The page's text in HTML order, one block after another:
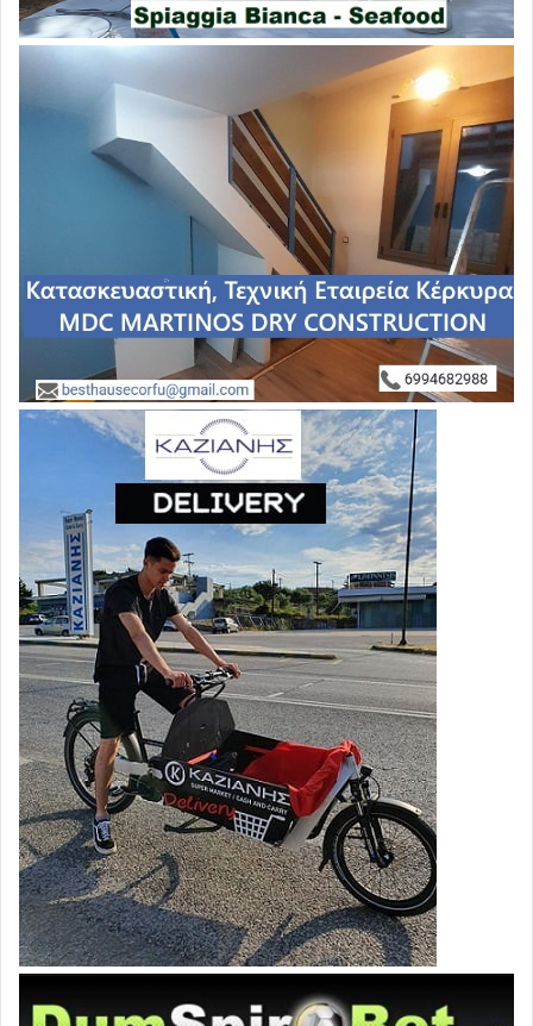
μελετών και συμπερασμάτων, με αντίστοιχα
επιστημονικά δεδομένα και στοιχεία, μελέτες και
συμπεράσματα.
Πρέπει να ληφθεί σοβαρά υπόψη το γεγονός ότι, μετά την
επίδοση της παρούσης, θα συνταχθούν με το «δια ταύτα»
αυτής, χιλιάδες πολίτες από όλους τους εργασιακούς
Είναι ίσως από τις ελάχιστες περιπτώσεις στην ιστορία
της χώρας, αν όχι η μοναδική, όπου η μαζικότητα της
αντίδρασης συνδυάζεται με την ΟΥΣΙΑ,
δεδομένου ότι εν προκειμένω η αντίδραση του κόσμου
που θα συνταχθεί με το «δια ταύτα» της παρούσης, δεν θα
περιορίζεται απλά και μόνο στην υποχρεωτικότητα του
εμβολιασμού, αλλά θα στοχεύει στην καρδιά του
προβλήματος, που δεν είναι άλλη από τα ίδια τα εμβόλια
και τη δράση τους.
Το κείμενο της παρούσης περιλαμβάνει τις επιστημονικές
αναλύσεις, δεδομένα, στοιχεία, μελέτες, συμπεράσματα
και παραπομπές, των τριών κατά τα άνω ομάδων.
Μετά την επίδοσή της, το μεταφρασμένο στην αγγλική
γλώσσα κείμενό της, με τα σχετικά αποδεικτικά
επιδόσεως, θα σταλεί στο εξωτερικό στις αρμόδιες για το
περιεχόμενό της διευθύνσεις στην Ευρώπη και στις Η.Π.Α.
ΔΙΑ ΤΑΥΤΑ
Και με την επιφύλαξη παντός νομίμου δικαιώματός μας
ΣΑΣ ΑΝΑΦΕΡΟΥΜΕ τα ανωτέρω αδιαμφισβήτητα
επιστημονικά δεδομένα, στοιχεία και συμπεράσματα, τα
οποία αποδεικνύουν, αφενός την αναποτελεσματικότητα
σε μεγάλο βαθμό των εμβολίων έναντι της Covid-19,
αφετέρου την επικινδυνότητά τους, για την υγεία και τη
ζωή των πολιτών.
ΚΑΤΑΓΓΕΛΟΥΜΕ την παρά ταύτα έναρξη και συνέχιση
μέχρι και σήμερα του εμβολιαστικού προγράμματος,
χωρίς την ενημέρωση των πολιτών για τους κατά τα άνω